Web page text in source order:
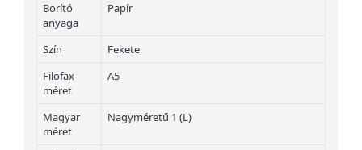
Borító
anyaga
Papír
Szín
Fekete
Filofax
méret
A5
Magyar
méret
Nagyméretű 1 (L)